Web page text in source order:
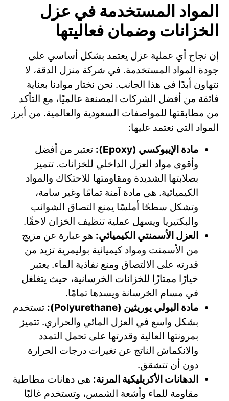
المواد المستخدمة في عزل
الخزانات وضمان فعاليتها
إن نجاح أي عملية عزل يعتمد بشكل أساسي على
جودة المواد المستخدمة. في شركة منزل الدقة، لا
نتهاون أبدًا في هذا الجانب. نحن نختار موادنا بعناية
فائقة من أفضل الشركات المصنعة عالميًا، مع التأكد
من مطابقتها للمواصفات السعودية والعالمية. من أبرز
المواد التي نعتمد عليها:
مادة الإيبوكسي (Epoxy):
تعتبر من أفضل
وأقوى مواد العزل الداخلي للخزانات. تتميز
بصلابتها الشديدة ومقاومتها للاحتكاك والمواد
الكيميائية. هي مادة آمنة تمامًا وغير سامة،
وتشكل سطحًا أملسًا يمنع التصاق الشوائب
والبكتيريا ويسهل عملية تنظيف الخزان لاحقًا.
العزل الأسمنتي الكيميائي: هو عبارة عن مزيج
من الأسمنت ومواد كيميائية بوليمرية تزيد من
قدرته على الالتصاق ومنع نفاذية الماء. يعتبر
خيارًا ممتازًا للخزانات الخرسانية، حيث يتغلغل
في مسام الخرسانة ويسدها تمامًا.
مادة البولي يوريثين (Polyurethane):
تستخدم
بشكل واسع في العزل المائي والحراري. تتميز
بمرونتها العالية وقدرتها على تحمل التمدد
والانكماش الناتج عن تغيرات درجات الحرارة
دون أن تتشقق.
الدهانات الأكريليكية المرنة: هي دهانات مطاطية
مقاومة للماء وأشعة الشمس، وتستخدم غالبًا